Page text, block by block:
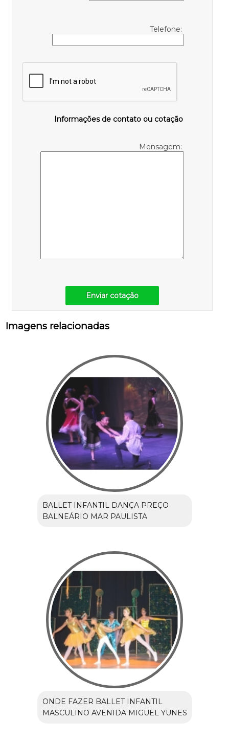
Telefone:
Informações de contato ou cotação
Mensagem:
Enviar cotação
Imagens relacionadas
BALLET INFANTIL DANÇA PREÇO
BALNEÁRIO MAR PAULISTA
ONDE FAZER BALLET INFANTIL
MASCULINO AVENIDA MIGUEL YUNES